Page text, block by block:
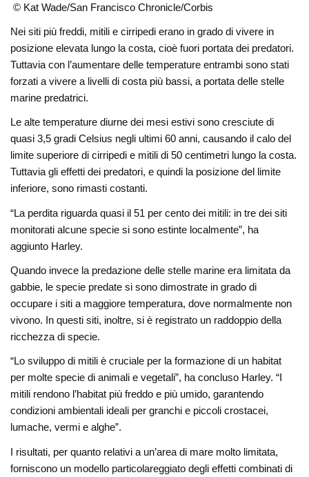
© Kat Wade/San Francisco Chronicle/Corbis
Nei siti più freddi, mitili e cirripedi erano in grado di vivere in
posizione elevata lungo la costa, cioè fuori portata dei predatori.
Tuttavia con l’aumentare delle temperature entrambi sono stati
forzati a vivere a livelli di costa più bassi, a portata delle stelle
marine predatrici.
Le alte temperature diurne dei mesi estivi sono cresciute di
quasi 3,5 gradi Celsius negli ultimi 60 anni, causando il calo del
limite superiore di cirripedi e mitili di 50 centimetri lungo la costa.
Tuttavia gli effetti dei predatori, e quindi la posizione del limite
inferiore, sono rimasti costanti.
“La perdita riguarda quasi il 51 per cento dei mitili: in tre dei siti
monitorati alcune specie si sono estinte localmente”, ha
aggiunto Harley.
Quando invece la predazione delle stelle marine era limitata da
gabbie, le specie predate si sono dimostrate in grado di
occupare i siti a maggiore temperatura, dove normalmente non
vivono. In questi siti, inoltre, si è registrato un raddoppio della
ricchezza di specie.
“Lo sviluppo di mitili è cruciale per la formazione di un habitat
per molte specie di animali e vegetali”, ha concluso Harley. “I
mitili rendono l’habitat più freddo e più umido, garantendo
condizioni ambientali ideali per granchi e piccoli crostacei,
lumache, vermi e alghe”.
I risultati, per quanto relativi a un’area di mare molto limitata,
forniscono un modello particolareggiato degli effetti combinati di